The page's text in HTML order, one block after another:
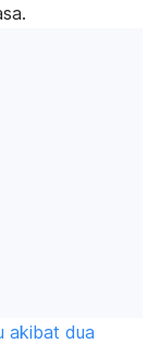
akibat dua